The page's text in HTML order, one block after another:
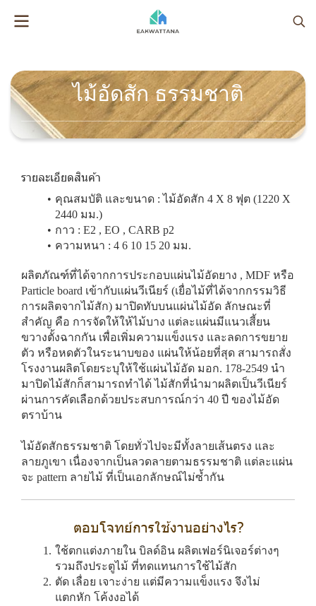
ไม้อัดสัก ธรรมชาติ
รายละเอียดสินค้า
คุณสมบัติ และขนาด : ไม้อัดสัก 4 X 8 ฟุต (1220 X
2440 มม.)
กาว : E2 , EO , CARB p2
ความหนา : 4 6 10 15 20 มม.
ผลิตภัณฑ์ที่ได้จากการประกอบแผ่นไม้อัดยาง , MDF หรือ
Particle board เข้ากับแผ่นวีเนียร์ (เยื่อไม้ที่ได้จากกรรมวิธี
การผลิตจากไม้สัก) มาปิดทับบนแผ่นไม้อัด ลักษณะที่
สำคัญ คือ การจัดให้ให้ไม้บาง แต่ละแผ่นมีแนวเสี้ยน
ขวางตั้งฉากกัน เพื่อเพิ่มความแข็งแรง และลดการขยาย
ตัว หรือหดตัวในระนาบของ แผ่นให้น้อยที่สุด สามารถสั่ง
โรงงานผลิตโดยระบุให้ใช้แผ่นไม้อัด มอก. 178-2549 นำ
มาปิดไม้สักก็สามารถทำได้ ไม้สักที่นำมาผลิตเป็นวีเนียร์
ผ่านการคัดเลือกด้วยประสบการณ์กว่า 40 ปี ของไม้อัด
ตราบ้าน
ไม้อัดสักธรรมชาติ โดยทั่วไปจะมีทั้งลายเส้นตรง และ
ลายภูเขา เนื่องจากเป็นลวดลายตามธรรมชาติ แต่ละแผ่น
จะ pattern ลายไม้ ที่เป็นเอกลักษณ์ไม่ซ้ำกัน
ตอบโจทย์การใช้งานอย่างไร?
ใช้ตกแต่งภายใน บิลด์อิน ผลิตเฟอร์นิเจอร์ต่างๆ
รวมถึงประตูไม้ ที่ทดแทนการใช้ไม้สัก
ตัด เลื่อย เจาะง่าย แต่มีความแข็งแรง จึงไม่
แตกหัก โค้งงอได้